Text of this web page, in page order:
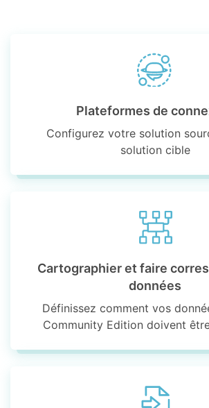
Plateformes de
Configurez votre solution
solution cible
Cartographier et faire
données
Définissez comment vos
Community Edition doivent